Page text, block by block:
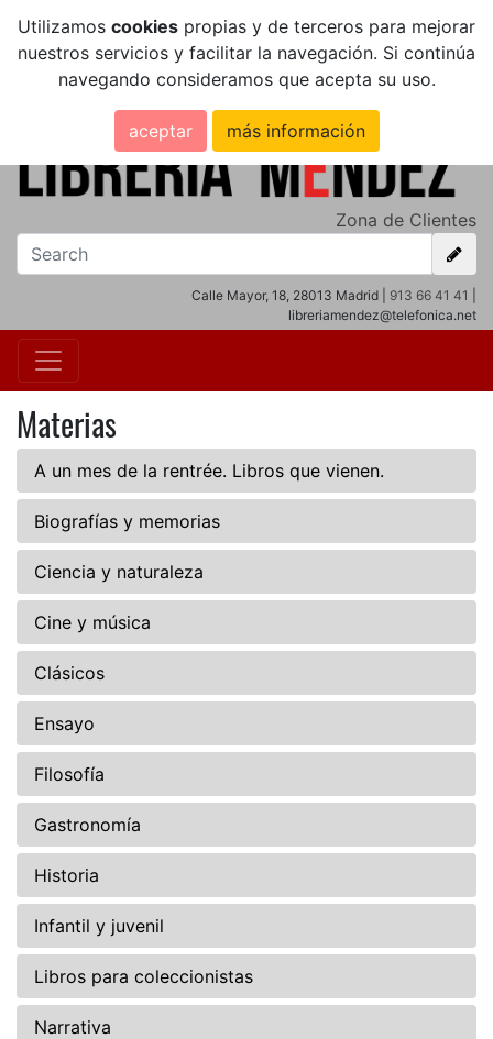
Utilizamos cookies propias y de terceros para mejorar
nuestros servicios y facilitar la navegación. Si continúa
navegando consideramos que acepta su uso.
aceptar más información
Zona de Clientes
Calle Mayor, 18, 28013 Madrid | 913 66 41 41
libreriamendez@telefonica.net
Materias
A un mes de la rentrée. Libros que vienen.
Biografías y memorias
Ciencia y naturaleza
Cine y música
Clásicos
Ensayo
Filosofía
Gastronomía
Historia
Infantil y juvenil
Libros para coleccionistas
Narrativa